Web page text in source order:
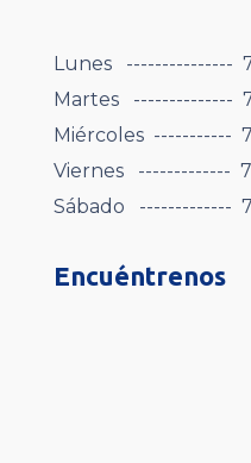
Lunes ---------------
Martes --------------
Miércoles -----------
Viernes -------------
Sábado -------------
Encuéntrenos